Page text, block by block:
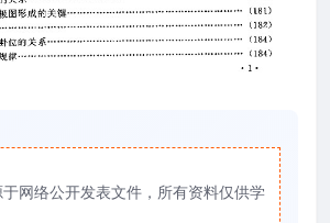
于网络公开发表文件，所有资料仅供学